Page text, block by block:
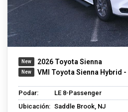
2026 Toyota Sienna
VMI Toyota Sienna Hybrid -
Podar:
LE 8-Passenger
Ubicación: Saddle Brook, NJ